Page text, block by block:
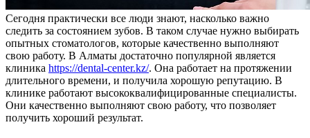
Сегодня практически все люди знают, насколько важно
следить за состоянием зубов. В таком случае нужно выбирать
опытных стоматологов, которые качественно выполняют
свою работу. В Алматы достаточно популярной является
клиника https://dental-center.kz/. Она работает на протяжении
длительного времени, и получила хорошую репутацию. В
клинике работают высококвалифицированные специалисты.
Они качественно выполняют свою работу, что позволяет
получить хороший результат.